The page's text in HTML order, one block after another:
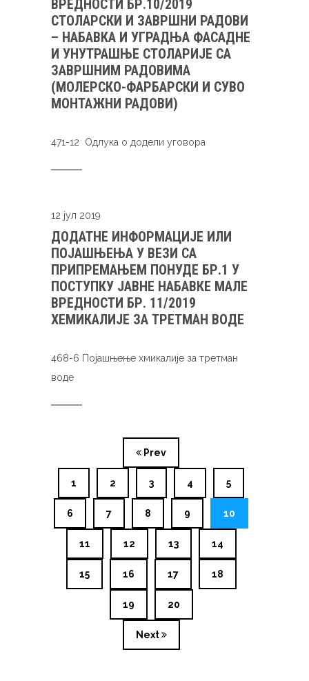
ВРЕДНОСТИ БР.10/2019
CТОЛАРСКИ И ЗАВРШНИ РАДОВИ
– НАБАВКА И УГРАДЊА ФАСАДНЕ
И УНУТРАШЊЕ СТОЛАРИЈЕ СА
ЗАВРШНИМ РАДОВИМА
(МОЛЕРСКО-ФАРБАРСКИ И СУВО
МОНТАЖНИ РАДОВИ)
471-12 Одлука о додели уговора
12 јул 2019
ДОДАТНЕ ИНФОРМАЦИЈЕ ИЛИ
ПОЈАШЊЕЊА У ВЕЗИ СА
ПРИПРЕМАЊЕМ ПОНУДЕ БР.1 У
ПОСТУПКУ ЈАВНЕ НАБАВКЕ МАЛЕ
ВРЕДНОСТИ БР. 11/2019
ХЕМИКАЛИЈЕ ЗА ТРЕТМАН ВОДЕ
468-6 Појашњење хмикалије за третман
воде
Prev
1 2 3 4 5
6 7 8 9 10
11 12 13 14
15 16 17 18
19 20
Next